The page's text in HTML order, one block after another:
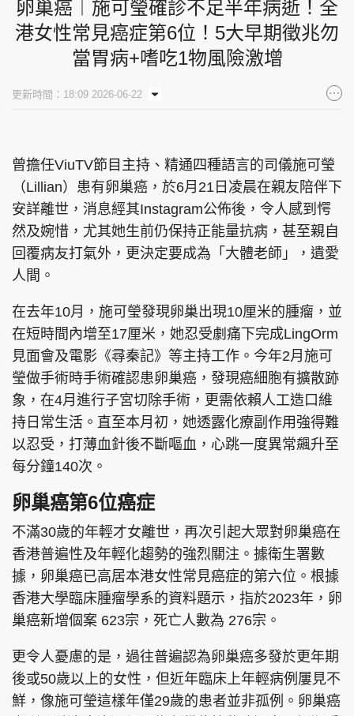
卵巢癌︱施可瑩確診不足半年病逝！全
港女性常見癌症第6位！5大早期徵兆勿
當胃病+嗜吃1物風險激增
更新時間：18:09 2026-06-22
曾擔任ViuTV節目主持、精通四種語言的司儀施可瑩
（Lillian）患有卵巢癌，於6月21日凌晨在親友陪伴下
安詳離世，消息經其Instagram公佈後，令人感到愕
然及婉惜，尤其她生前仍保持正能量抗病，甚至親自
回覆病友打氣外，更決定要成為「大體老師」，遺愛
人間。
在去年10月，施可瑩發現卵巢出現10厘米的腫瘤，並
在短時間內增至17厘米，她忍受劇痛下完成LingOrm
見面會及電影《尋秦記》等主持工作。今年2月施可
瑩做手術時手術確認患卵巢癌，發現癌細胞有擴散跡
象，在4月進行子宮切除手術，更需依賴人工造口維
持日常生活。直至本月初，她透露化療副作用強得難
以忍受，打薄血針後不斷嘔血，心跳一度異常飆升至
每分鐘140次。
卵巢癌第6位癌症
不滿30歲的年輕才女離世，再次引起大眾對卵巢癌在
香港普遍性及年輕化趨勢的強烈關注。據衛生署數
據，卵巢癌已高居本港女性常見癌症的第六位。根據
香港大學臨床腫瘤學系的資料題示，指於2023年，卵
巢癌新增個案 623宗，死亡人數為 276宗。
更令人憂慮的是，過往普遍認為卵巢癌多發於更年期
後或50歲以上的女性，但近年臨床上年輕病例屢見不
鮮，像施可瑩這樣年僅29歲的患者並非孤例。卵巢癌